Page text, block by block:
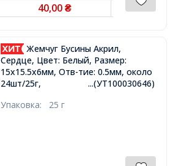
40,00₴
Жемчуг Бусины Акрил,
Сердце, Цвет: Белый, Размер:
15х15.5х6мм, Отв-тие: 0.5мм, около
24шт/25г,
...(УТ100030646)
Упаковка: 25 г